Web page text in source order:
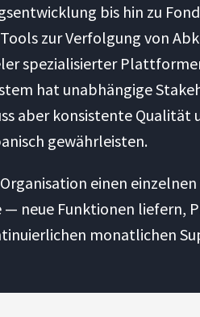
bis hin zu
zur Verfolgung von
spezialisierter
hat unabhängige
aber konsistente
gewährleisten.
einen
neue Funktionen liefern,
monatlichen